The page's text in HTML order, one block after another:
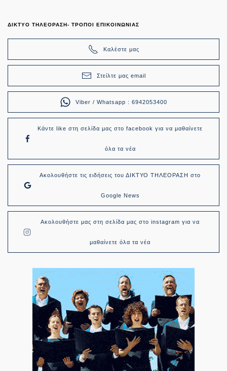
ΔΙΚΤΥΟ ΤΗΛΕΟΡΑΣΗ- ΤΡΟΠΟΙ ΕΠΙΚΟΙΝΩΝΙΑΣ
Καλέστε μας
Στείλτε μας email
Viber / Whatsapp : 6942053400
Κάντε like στη σελίδα μας στο facebook για να μαθαίνετε
όλα τα νέα
Ακολουθήστε τις ειδήσεις του ΔΙΚΤΥΟ ΤΗΛΕΟΡΑΣΗ στο
Google News
Ακολουθήστε μας στη σελίδα μας στο instagram για να
μαθαίνετε όλα τα νέα